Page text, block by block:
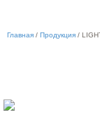
Главная / Продукция /